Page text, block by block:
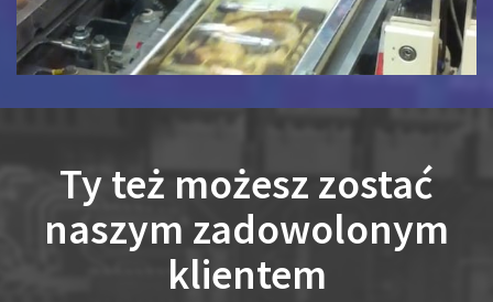
Ty też możesz zostać
naszym zadowolonym
klientem